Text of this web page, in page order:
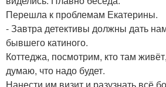
Перешла к проблемам Екатерины.
- Завтра детективы должны дать
бывшего катиного.
Коттеджа, посмотрим, кто там
думаю, что надо будет.